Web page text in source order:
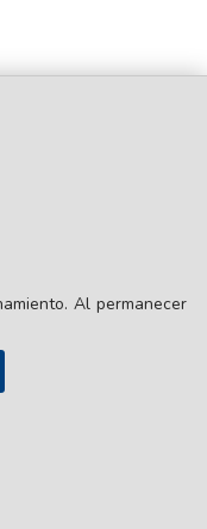
Al permanecer